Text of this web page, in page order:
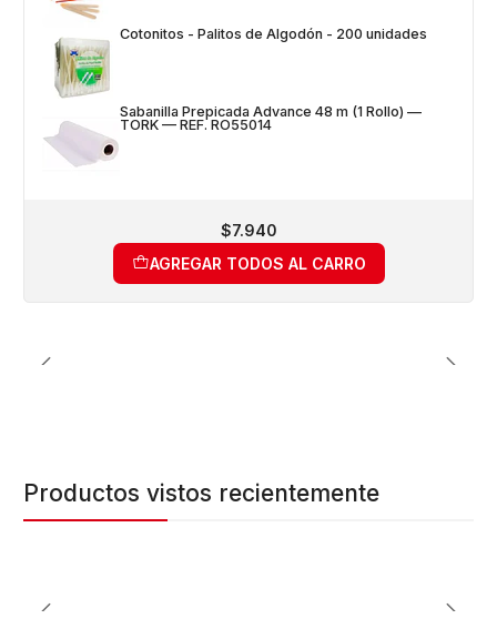
Cotonitos - Palitos de Algodón - 200 unidades
Sabanilla Prepicada Advance 48 m (1 Rollo) —
TORK — REF. RO55014
$7.940
AGREGAR TODOS AL CARRO
Productos vistos recientemente